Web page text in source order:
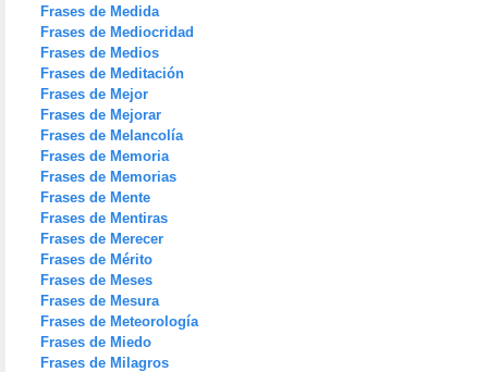
Frases de Medida
Frases de Mediocridad
Frases de Medios
Frases de Meditación
Frases de Mejor
Frases de Mejorar
Frases de Melancolía
Frases de Memoria
Frases de Memorias
Frases de Mente
Frases de Mentiras
Frases de Merecer
Frases de Mérito
Frases de Meses
Frases de Mesura
Frases de Meteorología
Frases de Miedo
Frases de Milagros